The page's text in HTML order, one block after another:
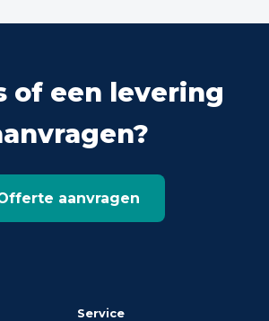
of een levering
aanvragen
Service